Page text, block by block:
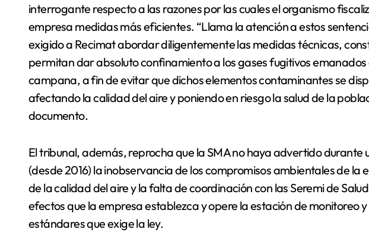
interrogante respecto a las razones por las cuales el organismo
empresa medidas más eficientes. “Llama la atención a estos
exigido a Recimat abordar diligentemente las medidas técnicas,
permitan dar absoluto confinamiento a los gases fugitivos emanados
campana, a fin de evitar que dichos elementos contaminantes se
afectando la calidad del aire y poniendo en riesgo la salud de la
documento.
El tribunal, además, reprocha que la SMA no haya advertido
(desde 2016) la inobservancia de los compromisos ambientales de la
de la calidad del aire y la falta de coordinación con las Seremi de
efectos que la empresa establezca y opere la estación de monitoreo
estándares que exige la ley.